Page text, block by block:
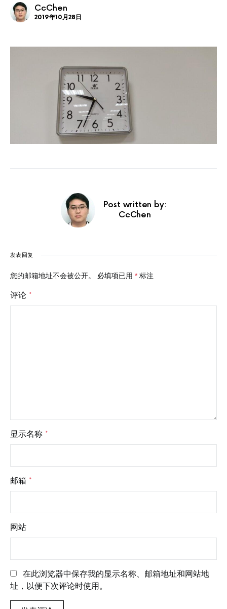
CcChen
2019年10月28日
Post written by:
CcChen
发表回复
您的邮箱地址不会被公开。 必填项已用 * 标注
评论 *
显示名称 *
邮箱 *
网站
在此浏览器中保存我的显示名称、邮箱地址和网站地
址，以便下次评论时使用。